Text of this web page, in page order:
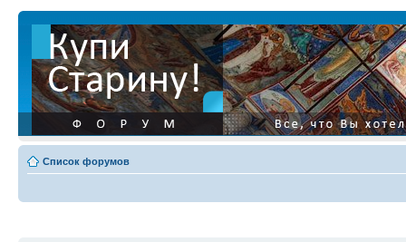
Список форумов